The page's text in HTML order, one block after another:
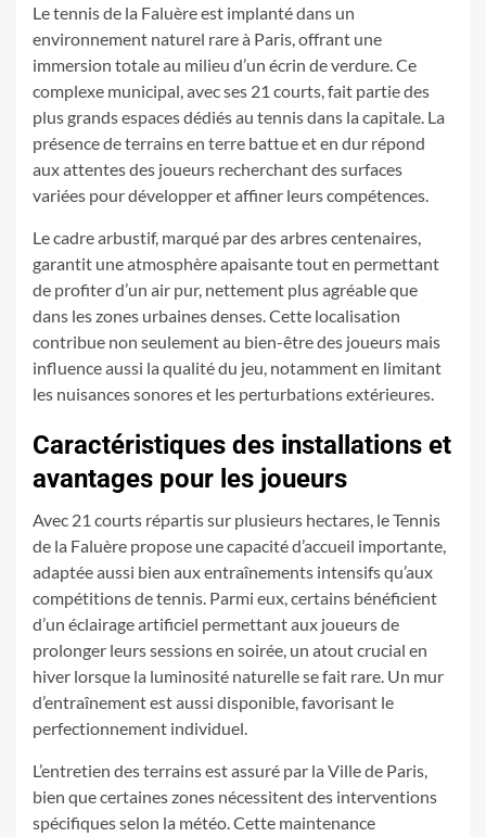
Le tennis de la Faluère est implanté dans un
environnement naturel rare à Paris, offrant une
immersion totale au milieu d’un écrin de verdure. Ce
complexe municipal, avec ses 21 courts, fait partie des
plus grands espaces dédiés au tennis dans la capitale. La
présence de terrains en terre battue et en dur répond
aux attentes des joueurs recherchant des surfaces
variées pour développer et affiner leurs compétences.
Le cadre arbustif, marqué par des arbres centenaires,
garantit une atmosphère apaisante tout en permettant
de profiter d’un air pur, nettement plus agréable que
dans les zones urbaines denses. Cette localisation
contribue non seulement au bien-être des joueurs mais
influence aussi la qualité du jeu, notamment en limitant
les nuisances sonores et les perturbations extérieures.
Caractéristiques des installations et
avantages pour les joueurs
Avec 21 courts répartis sur plusieurs hectares, le Tennis
de la Faluère propose une capacité d’accueil importante,
adaptée aussi bien aux entraînements intensifs qu’aux
compétitions de tennis. Parmi eux, certains bénéficient
d’un éclairage artificiel permettant aux joueurs de
prolonger leurs sessions en soirée, un atout crucial en
hiver lorsque la luminosité naturelle se fait rare. Un mur
d’entraînement est aussi disponible, favorisant le
perfectionnement individuel.
L’entretien des terrains est assuré par la Ville de Paris,
bien que certaines zones nécessitent des interventions
spécifiques selon la météo. Cette maintenance